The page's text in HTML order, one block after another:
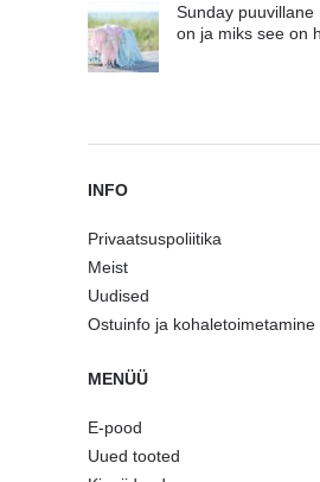
Sunday puuvillane
on ja miks see on
INFO
Privaatsuspoliitika
Meist
Uudised
Ostuinfo ja kohaletoimetamine
MENÜÜ
E-pood
Uued tooted